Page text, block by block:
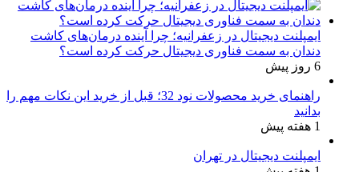
ایمپلنت دیجیتال در زعفرانیه؛ چرا آینده درمان‌های کاشت
دندان به سمت فناوری دیجیتال حرکت کرده است؟
6 روز پیش
راهنمای خرید محصولات نود 32؛ قبل از خرید این نکات مهم را
بدانید
1 هفته پیش
ایمپلنت دیجیتال در تهران